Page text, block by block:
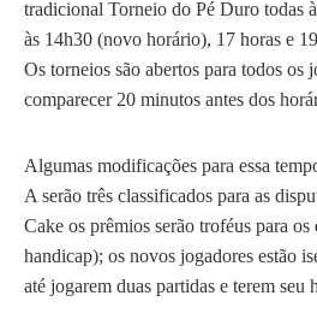
tradicional Torneio do Pé Duro todas
às 14h30 (novo horário), 17 horas e
Os torneios são abertos para todos os
comparecer 20 minutos antes dos
Algumas modificações para essa
A serão três classificados para as
Cake os prêmios serão troféus para
handicap); os novos jogadores estão
até jogarem duas partidas e terem seu